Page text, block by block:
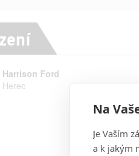
Harrison Ford
Herec
Na
Je Vaším
a k jakým